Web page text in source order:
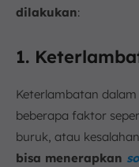
dilakukan:
1.
Keterlambatan
beberapa faktor
buruk, atau
bisa menerapkan